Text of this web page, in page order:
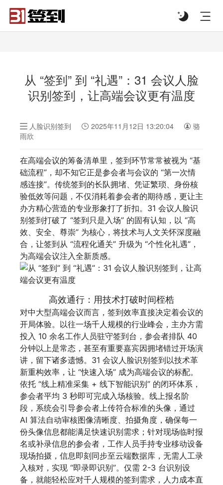
从 “签到” 到 “礼遇”：31 会议人脸
识别签到，让高端会议更有温度
人脸识别签到 2025年11月12日 13:20:04
骆
雨欣
在高端会议的筹备清单里，签到环节常常被视为 “基
础流程”，却不知它正是参会者与会议的 “第一次情
感连接”。传统签到的长队拥堵、凭证繁琐、身份核
验低效等问题，不仅消耗着参会者的期待感，更让主
办方精心营造的专业形象打了折扣。31 会议人脸识
别签到打破了 “签到只是入场” 的固有认知，以 “高
效、安全、尊崇” 为核心，将技术与人文关怀深度融
合，让签到从 “流程化通关” 升级为 “个性化礼遇”，
为高端会议注入全新质感。
高效通行：用技术打破时间桎梏
对中大型高端会议而言，签到效率直接决定着会议的
开局体验。以往一场千人规模的行业峰会，主办方需
投入 10 余名工作人员驻守签到台，参会者排队 40
分钟以上是常态，甚至有重要嘉宾因拥堵错过开场演
讲，留下诸多遗憾。31 会议人脸识别签到以技术革
新重构效率，让 “快速入场” 成为高端会议的标配。
依托 “线上精准采集 + 线下智能识别” 的闭环体系，
参会者平均 3 秒即可完成入场核验。线上报名阶
段，系统会引导参会者上传符合标准的头像，通过
AI 算法自动审核图像清晰度、拍摄角度，确保每一
份头像信息都能满足快速识别需求；针对现场临时报
名或补录信息的参会者，工作人员手持专业移动设备
现场拍摄，信息即刻同步至云端数据库，无需人工录
入核对，实现 “即录即识别”。仅需 2-3 台识别设
备，就能轻松应对千人规模的签到需求，人力成本直